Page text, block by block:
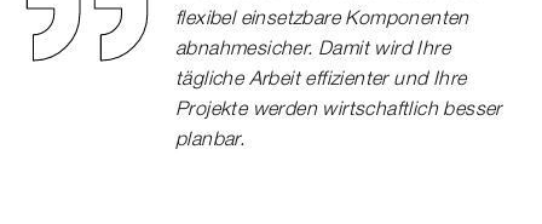
flexibel einsetzbare Komponenten
abnahmesicher. Damit wird Ihre
tägliche Arbeit effizienter und Ihre
Projekte werden wirtschaftlich besser
planbar.